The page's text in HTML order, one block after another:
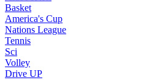
Basket
America's Cup
Nations League
Tennis
Sci
Volley
Drive UP